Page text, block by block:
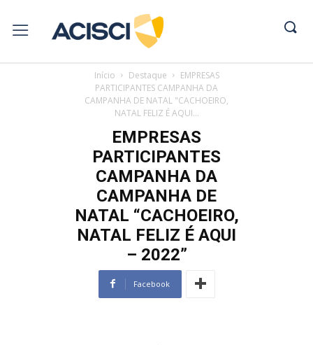
Início Destaque
EMPRESAS
PARTICIPANTES CAMPANHA DA
CAMPANHA DE NATAL "CACHOEIRO,
NATAL FELIZ É AQUI...
EMPRESAS
PARTICIPANTES
CAMPANHA DA
CAMPANHA DE
NATAL “CACHOEIRO,
NATAL FELIZ É AQUI
– 2022”
Facebook